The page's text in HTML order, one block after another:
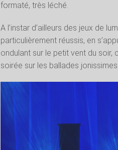
formaté, très léché.
A l’instar d’ailleurs des jeux de
particulièrement réussis, en
ondulant sur le petit vent du
soirée sur les ballades jonissimes.